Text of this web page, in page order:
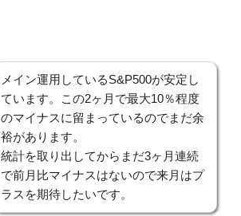
メイン運用しているS&P500が安定し
ています。この2ヶ月で最大10％程度
のマイナスに留まっているのでまだ余
裕があります。
統計を取り出してからまだ3ヶ月連続
で前月比マイナスはないので来月はプ
ラスを期待したいです。